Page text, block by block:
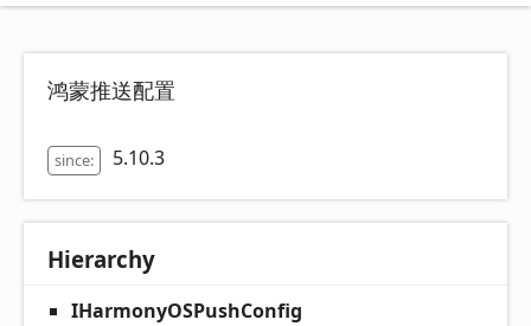
鸿蒙推送配置
since: 5.10.3
Hierarchy
IHarmonyOSPushConfig